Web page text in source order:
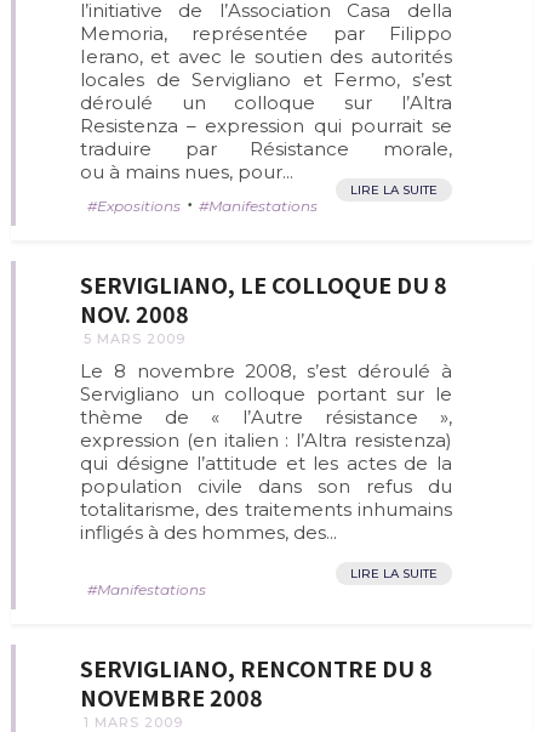
l’initiative de l’Association Casa della
Memoria, représentée par Filippo
Ierano, et avec le soutien des autorités
locales de Servigliano et Fermo, s’est
déroulé un colloque sur l’Altra
Resistenza – expression qui pourrait se
traduire par Résistance morale,
ou à mains nues, pour...
LIRE LA SUITE
Expositions • Manifestations
SERVIGLIANO, LE COLLOQUE DU 8
NOV. 2008
5 MARS 2009
Le 8 novembre 2008, s’est déroulé à
Servigliano un colloque portant sur le
thème de « l’Autre résistance »,
expression (en italien : l’Altra resistenza)
qui désigne l’attitude et les actes de la
population civile dans son refus du
totalitarisme, des traitements inhumains
infligés à des hommes, des...
LIRE LA SUITE
Manifestations
SERVIGLIANO, RENCONTRE DU 8
NOVEMBRE 2008
1 MARS 2009